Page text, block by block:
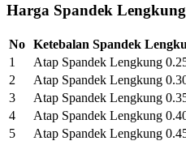
Harga Spandek Lengkung
No Ketebalan Spandek
1
Atap Spandek Lengkung
2
Atap Spandek Lengkung
3
Atap Spandek Lengkung
4
Atap Spandek Lengkung
5
Atap Spandek Lengkung